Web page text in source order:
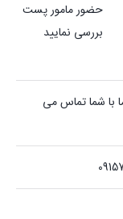
حضور مامور پست
بررسی نمایید
با شما تماس می